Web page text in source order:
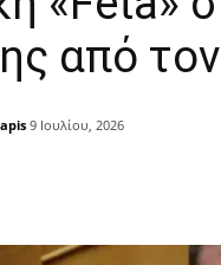
από
9 Ιουλίου, 2026